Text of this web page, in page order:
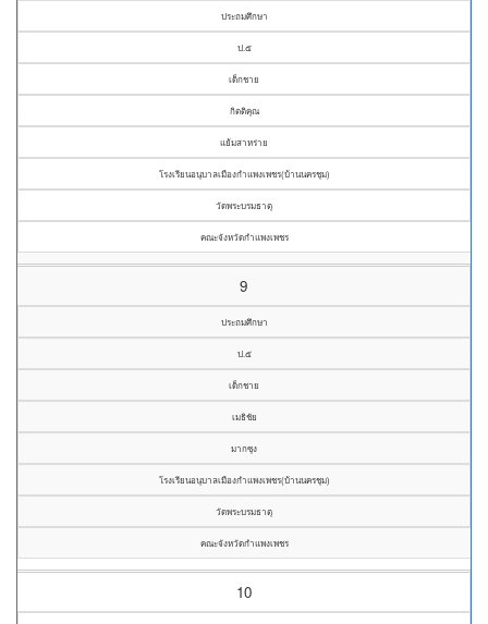
ประถมศึกษา
ป.๕
เด็กชาย
กิตติคุณ
แย้มสาหร่าย
โรงเรียนอนุบาลเมืองกำแพงเพชร(บ้านนครชุม)
วัดพระบรมธาตุ
คณะจังหวัดกำแพงเพชร
9
ประถมศึกษา
ป.๕
เด็กชาย
เมธิชัย
มากซุง
โรงเรียนอนุบาลเมืองกำแพงเพชร(บ้านนครชุม)
วัดพระบรมธาตุ
คณะจังหวัดกำแพงเพชร
10